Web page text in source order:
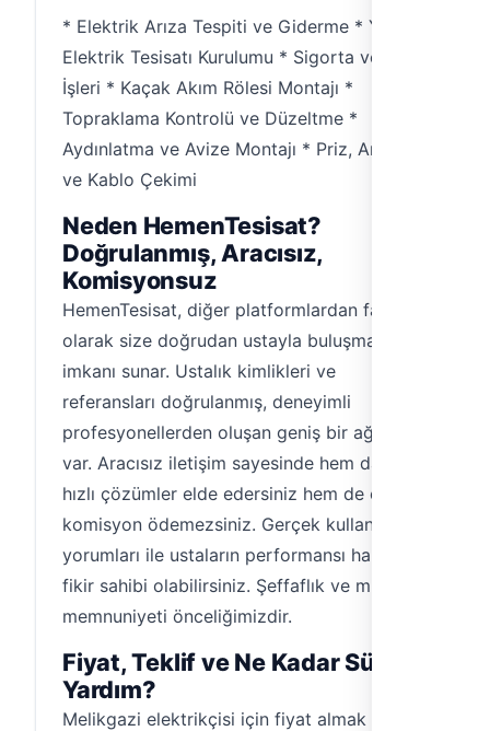
* Elektrik Arıza Tespiti ve Giderme * Yeni
Elektrik Tesisatı Kurulumu * Sigorta ve Pano
İşleri * Kaçak Akım Rölesi Montajı *
Topraklama Kontrolü ve Düzeltme *
Aydınlatma ve Avize Montajı * Priz, Anahtar
ve Kablo Çekimi
Neden HemenTesisat?
Doğrulanmış, Aracısız,
Komisyonsuz
HemenTesisat, diğer platformlardan farklı
olarak size doğrudan ustayla buluşma
imkanı sunar. Ustalık kimlikleri ve
referansları doğrulanmış, deneyimli
profesyonellerden oluşan geniş bir ağımız
var. Aracısız iletişim sayesinde hem daha
hızlı çözümler elde edersiniz hem de ekstra
komisyon ödemezsiniz. Gerçek kullanıcı
yorumları ile ustaların performansı hakkında
fikir sahibi olabilirsiniz. Şeffaflık ve müşteri
memnuniyeti önceliğimizdir.
Fiyat, Teklif ve Ne Kadar Sürede
Yardım?
Melikgazi elektrikçisi için fiyat almak artık